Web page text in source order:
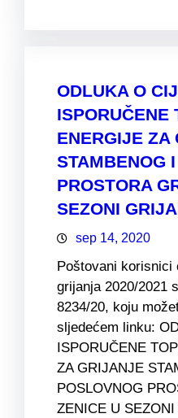
ODLUKA O
ISPORUČENE
ENERGIJE ZA
STAMBENOG
PROSTORA
SEZONI
sep 14, 2020
Poštovani korisnici
grijanja 2020/2021
8234/20, koju
sljedećem linku:
ISPORUČENE
ZA GRIJANJE
POSLOVNOG
ZENICE U